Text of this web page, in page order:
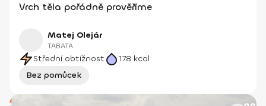
Vrch těla pořádně prověříme
Matej Olejár
TABATA
Střední obtížnost 178 kcal
Bez pomůcek